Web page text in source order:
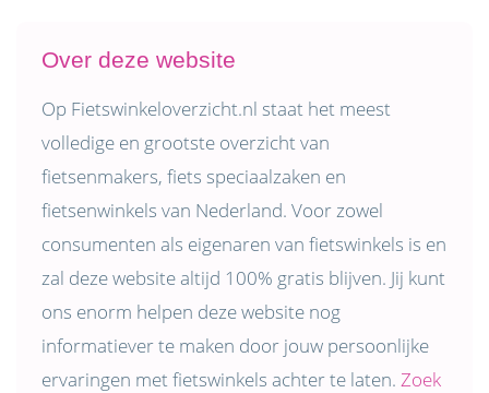
Over deze website
Op Fietswinkeloverzicht.nl staat het meest
volledige en grootste overzicht van
fietsenmakers, fiets speciaalzaken en
fietsenwinkels van Nederland. Voor zowel
consumenten als eigenaren van fietswinkels is en
zal deze website altijd 100% gratis blijven. Jij kunt
ons enorm helpen deze website nog
informatiever te maken door jouw persoonlijke
ervaringen met fietswinkels achter te laten. Zoek